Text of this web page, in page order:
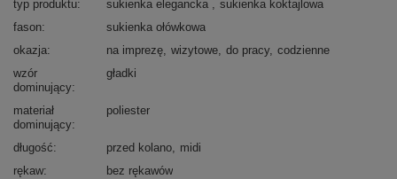
typ produktu sukienka elegancka
sukienka koktajlowa
fason
sukienka ołówkowa
okazja
na imprezę wizytowe do pracy codzienne
wzór
dominujący
gładki
materiał
dominujący
poliester
długość przed kolano
midi
rękaw
bez rękawów